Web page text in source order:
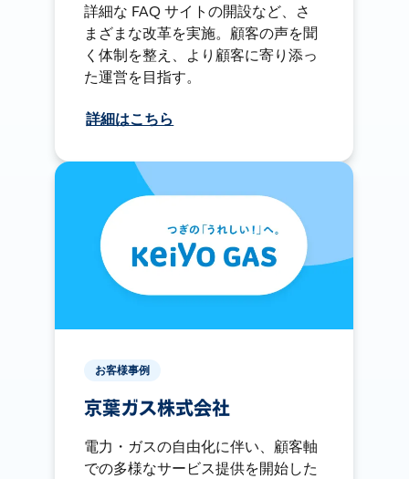
詳細な FAQ サイトの開設など、さ
まざまな改革を実施。顧客の声を聞
く体制を整え、より顧客に寄り添っ
た運営を目指す。
詳細はこちら
お客様事例
京葉ガス株式会社
電力・ガスの自由化に伴い、顧客軸
での多様なサービス提供を開始した